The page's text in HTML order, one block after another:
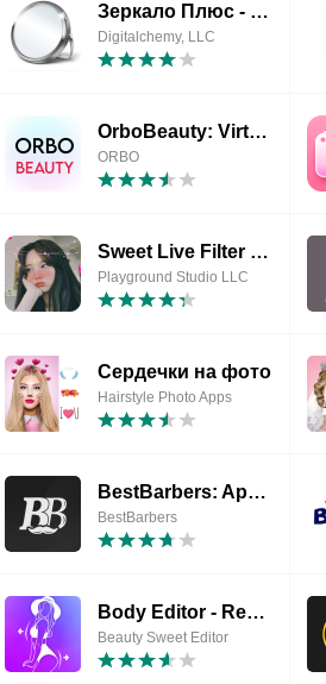
Зеркало Плюс - Зеркало
Digitalchemy, LLC
OrboBeauty: Virtual Beauty App
ORBO
Sweet Live Filter Face Camera
Playground Studio LLC
Сердечки на фото
Hairstyle Photo Apps
BestBarbers: App de barbearias
BestBarbers
Body Editor - Reshape Body
Beauty Sweet Editor